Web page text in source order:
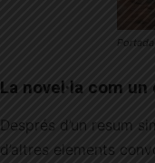
Portada
La novel·la com
Després d’un resum
d’altres elements